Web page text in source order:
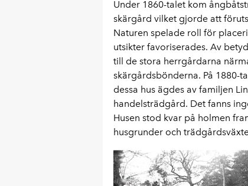
Under 1860-talet kom
skärgård vilket gjorde att
Naturen spelade roll för
utsikter favoriserades. Av
till de stora herrgårdarna
skärgårdsbönderna. På 1880-
dessa hus ägdes av familjen
handelsträdgård. Det fanns
Husen stod kvar på holmen
husgrunder och